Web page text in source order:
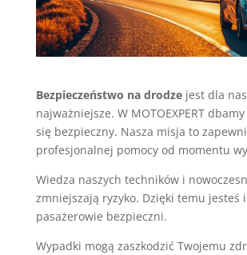
Bezpieczeństwo na drodzejest dla nas
najważniejsze. W MOTOEXPERT
się bezpieczny. Nasza misja to
profesjonalnej pomocy od momentu
Wiedza naszych techników i
zmniejszają ryzyko. Dzięki temu jesteś
pasażerowie bezpieczni.
Wypadki mogą zaszkodzić Twojemu